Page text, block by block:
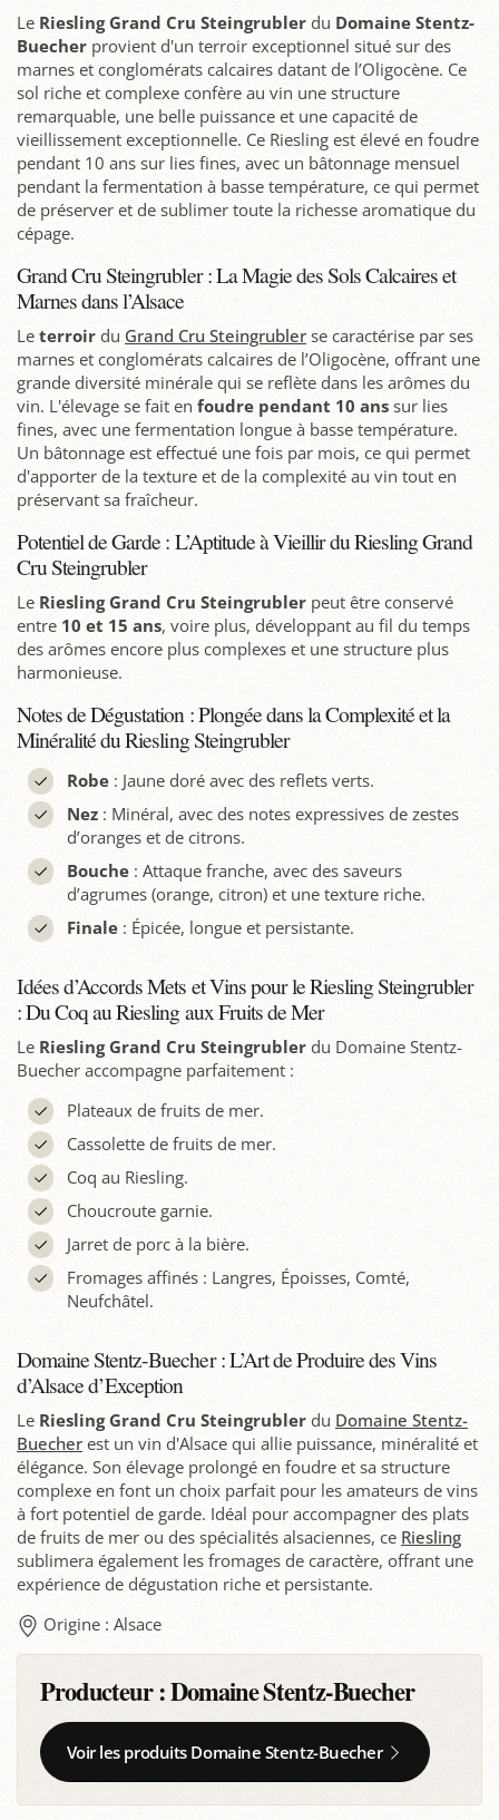
Le Riesling Grand Cru Steingrubler du Domaine Stentz-
Buecher provient d'un terroir exceptionnel situé sur des
marnes et conglomérats calcaires datant de l’Oligocène. Ce
sol riche et complexe confère au vin une structure
remarquable, une belle puissance et une capacité de
vieillissement exceptionnelle. Ce Riesling est élevé en foudre
pendant 10 ans sur lies fines, avec un bâtonnage mensuel
pendant la fermentation à basse température, ce qui permet
de préserver et de sublimer toute la richesse aromatique du
cépage.
Grand Cru Steingrubler : La Magie des Sols Calcaires et
Marnes dans l’Alsace
Le terroir du Grand Cru Steingrubler se caractérise par ses
marnes et conglomérats calcaires de l’Oligocène, offrant une
grande diversité minérale qui se reflète dans les arômes du
vin. L'élevage se fait en foudre pendant 10 ans sur lies
fines, avec une fermentation longue à basse température.
Un bâtonnage est effectué une fois par mois, ce qui permet
d'apporter de la texture et de la complexité au vin tout en
préservant sa fraîcheur.
Potentiel de Garde : L’Aptitude à Vieillir du Riesling Grand
Cru Steingrubler
Le Riesling Grand Cru Steingrubler peut être conservé
entre 10 et 15 ans, voire plus, développant au fil du temps
des arômes encore plus complexes et une structure plus
harmonieuse.
Notes de Dégustation : Plongée dans la Complexité et la
Minéralité du Riesling Steingrubler
Robe: Jaune doré avec des reflets verts.
Nez: Minéral, avec des notes expressives de zestes
d’oranges et de citrons.
Bouche: Attaque franche, avec des saveurs
d’agrumes (orange, citron) et une texture riche.
Finale: Épicée, longue et persistante.
Idées d’Accords Mets et Vins pour le Riesling Steingrubler
: Du Coq au Riesling aux Fruits de Mer
Le Riesling Grand Cru Steingrubler du Domaine Stentz-
Buecher accompagne parfaitement :
Plateaux de fruits de mer.
Cassolette de fruits de mer.
Coq au Riesling.
Choucroute garnie.
Jarret de porc à la bière.
Fromages affinés : Langres, Époisses, Comté,
Neufchâtel.
Domaine Stentz-Buecher : L’Art de Produire des Vins
d’Alsace d’Exception
Le Riesling Grand Cru Steingrubler du Domaine Stentz-
Buecher est un vin d'Alsace qui allie puissance, minéralité et
élégance. Son élevage prolongé en foudre et sa structure
complexe en font un choix parfait pour les amateurs de vins
à fort potentiel de garde. Idéal pour accompagner des plats
de fruits de mer ou des spécialités alsaciennes, ce Riesling
sublimera également les fromages de caractère, offrant une
expérience de dégustation riche et persistante.
Origine : Alsace
Producteur :Domaine Stentz-Buecher
Voir les produits Domaine Stentz-Buecher